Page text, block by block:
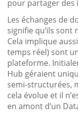
pour partager des
Les échanges de
signifie qu’ils
Cela implique
temps réel) sont
plateforme.
Hub géraient
semi-structurées,
cela évolue et il
en amont d’un